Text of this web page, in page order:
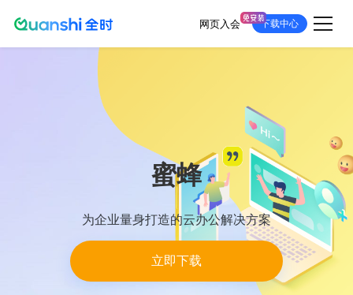
网页入会 下载中心
蜜蜂
为企业量身打造的云办公解决方案
立即下载